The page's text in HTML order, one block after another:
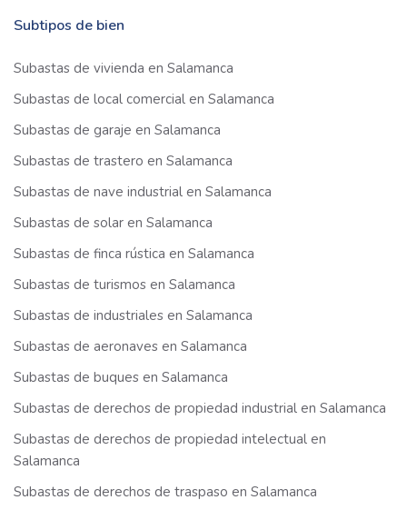
Subtipos de bien
Subastas de vivienda en Salamanca
Subastas de local comercial en Salamanca
Subastas de garaje en Salamanca
Subastas de trastero en Salamanca
Subastas de nave industrial en Salamanca
Subastas de solar en Salamanca
Subastas de finca rústica en Salamanca
Subastas de turismos en Salamanca
Subastas de industriales en Salamanca
Subastas de aeronaves en Salamanca
Subastas de buques en Salamanca
Subastas de derechos de propiedad industrial en Salamanca
Subastas de derechos de propiedad intelectual en
Salamanca
Subastas de derechos de traspaso en Salamanca